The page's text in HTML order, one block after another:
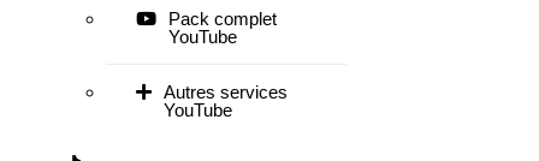
Pack complet
YouTube
Autres services
YouTube